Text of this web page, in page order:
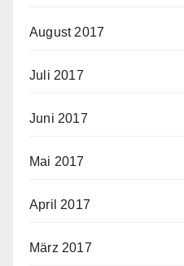
August 2017
Juli 2017
Juni 2017
Mai 2017
April 2017
März 2017